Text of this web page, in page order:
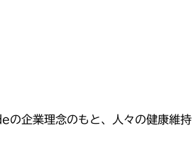
理念のもと、人々の健康維持・